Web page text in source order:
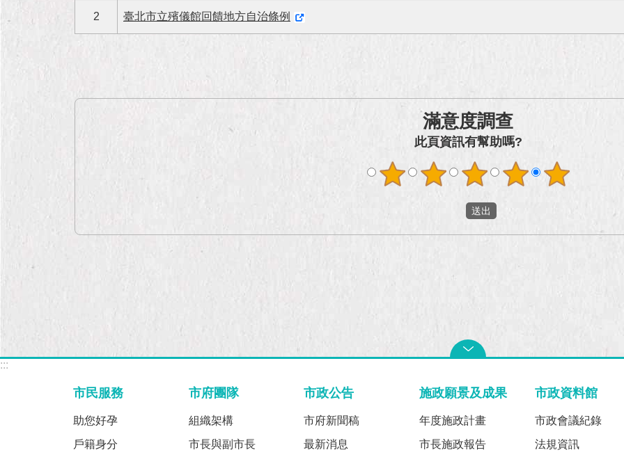
2 臺北市立殯儀館回饋地方自治條例
滿意度調查
此頁資訊有幫助嗎?
:::
市民服務
助您好孕
戶籍身分
市府團隊
組織架構
市長與副市長
市政公告
市府新聞稿
最新消息
施政願景及成果
年度施政計畫
市長施政報告
市政資料館
市政會議紀錄
法規資訊